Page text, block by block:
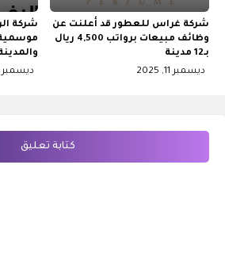
شركة غراس للعطور قد أعلنت عن
وظائف مبيعات برواتب 4,500 ريال
بـ12 مدينة
ديسمبر 11, 2025
شركة
ديسمبر 10, 2025
كتابة تعليق